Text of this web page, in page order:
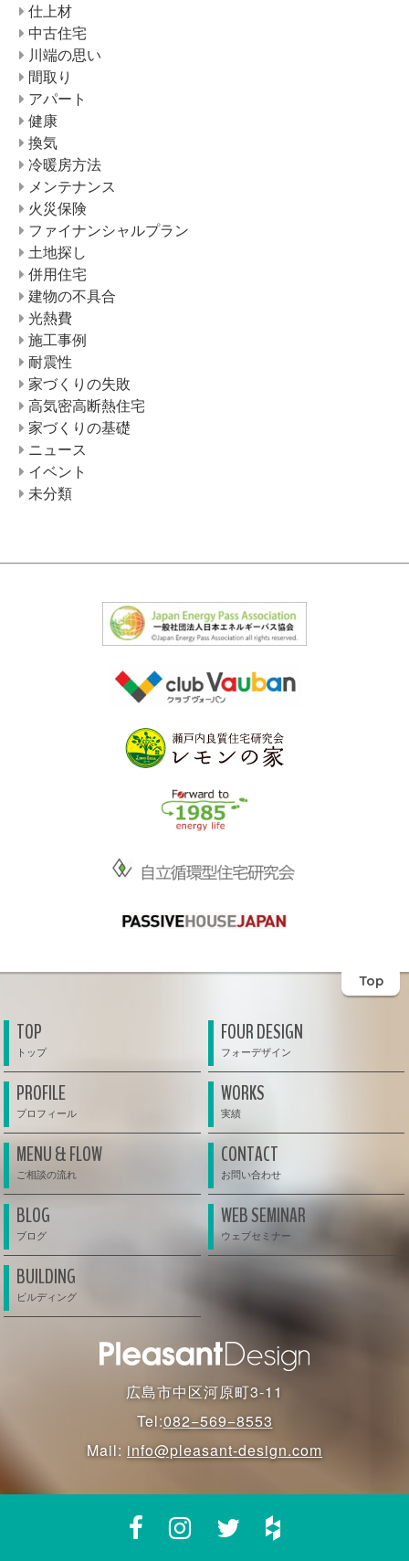
仕上材
中古住宅
川端の思い
間取り
アパート
健康
換気
冷暖房方法
メンテナンス
火災保険
ファイナンシャルプラン
土地探し
併用住宅
建物の不具合
光熱費
施工事例
耐震性
家づくりの失敗
高気密高断熱住宅
家づくりの基礎
ニュース
イベント
未分類
Top
TOP FOUR DESIGN
PROFILE WORKS
MENU & FLOW CONTACT
BLOG WEB SEMINAR
BUILDING
広島市中区河原町3-11
Tel:082−569−8553
Mail: info@pleasant-design.com